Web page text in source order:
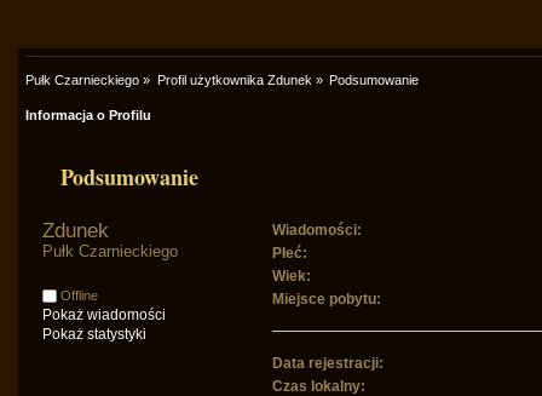
Pułk Czarnieckiego » Profil użytkownika Zdunek» Podsumowanie
Informacja o Profilu
Podsumowanie
Zdunek
Pułk Czarnieckiego
Offline
Pokaż wiadomości
Pokaż statystyki
Wiadomości:
Płeć:
Wiek:
Miejsce pobytu:
Data rejestracji:
Czas lokalny: